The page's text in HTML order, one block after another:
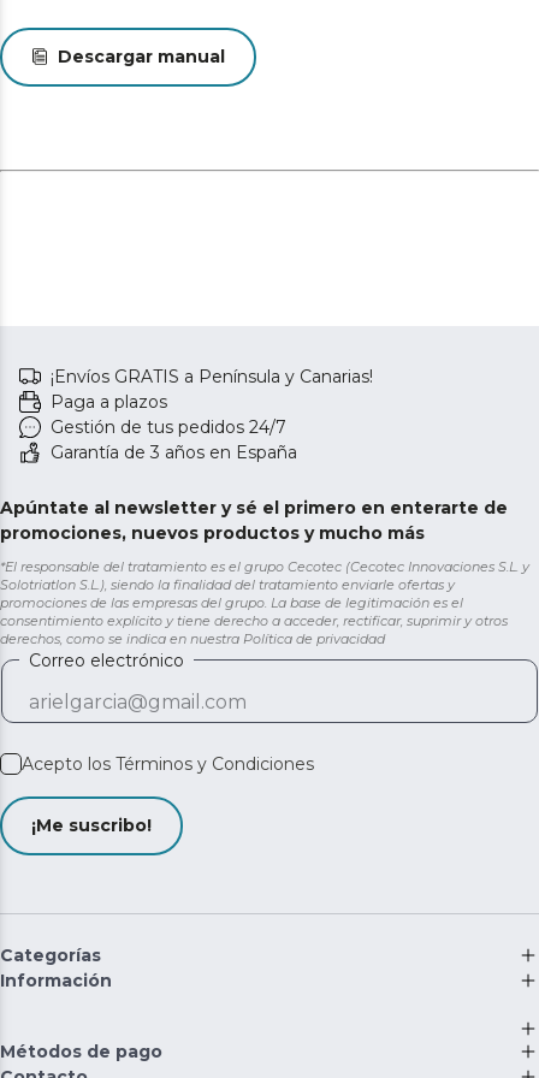
Descargar manual
¡Envíos GRATIS a Península y Canarias!
Paga a plazos
Gestión de tus pedidos 24/7
Garantía de 3 años en España
Apúntate al newsletter y sé el primero en enterarte de
promociones, nuevos productos y mucho más
*El responsable del tratamiento es el grupo Cecotec (Cecotec Innovaciones S.L. y
Solotriatlon S.L.), siendo la finalidad del tratamiento enviarle ofertas y
promociones de las empresas del grupo. La base de legitimación es el
consentimiento explícito y tiene derecho a acceder, rectificar, suprimir y otros
derechos, como se indica en nuestra Política de privacidad
Correo electrónico
Acepto los Términos y Condiciones
¡Me suscribo!
Categorías
Información
Métodos de pago